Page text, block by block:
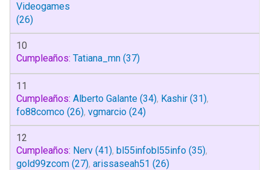
Videogames
(26)
10
Cumpleaños: Tatiana_mn (37)
11
Cumpleaños: Alberto Galante (34), Kashir (31),
fo88comco (26), vgmarcio (24)
12
Cumpleaños: Nerv (41), bl55infobl55info (35),
gold99zcom (27), arissaseah51 (26)